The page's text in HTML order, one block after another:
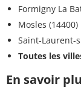
Formigny La
Mosles (14400)
Saint-Laurent-
Toutes les
En savoir